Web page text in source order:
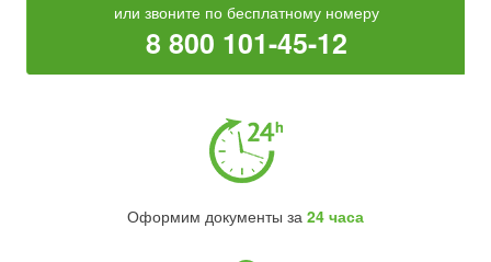
или звоните по бесплатному номеру
8 800 101-45-12
Оформим документы за 24 часа